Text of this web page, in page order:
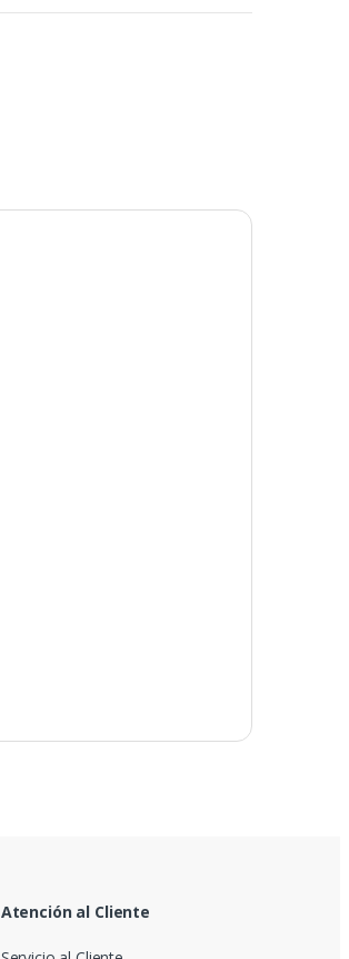
Atención al Cliente